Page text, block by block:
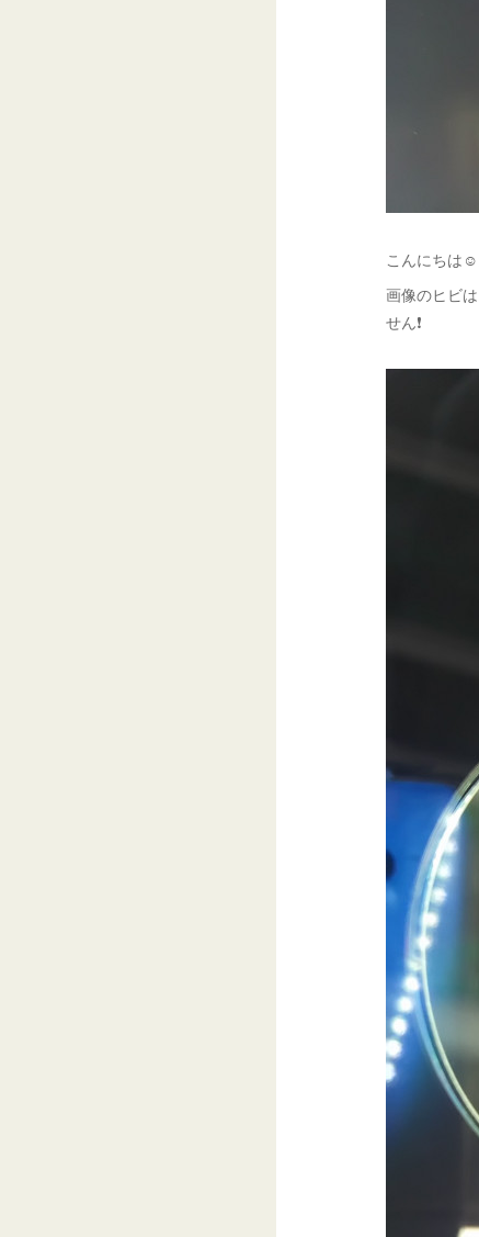
こんにちは
画像のヒビ
せん❗